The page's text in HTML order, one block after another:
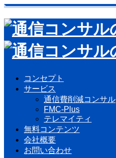
コンセプト
サービス
通信費削減コンサル
FMC-Plus
テレマイティ
無料コンテンツ
会社概要
お問い合わせ